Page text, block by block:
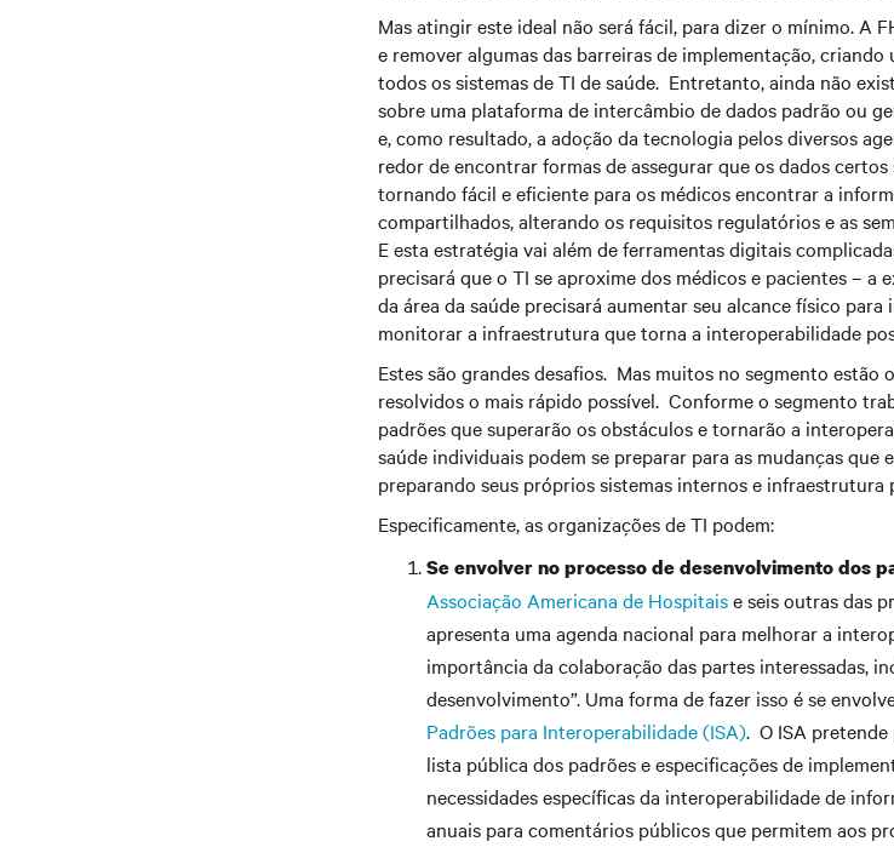
Mas atingir este ideal não será fácil, para dizer o mínimo. A
e remover algumas das barreiras de implementação,
todos os sistemas de TI de saúde. Entretanto, ainda não
sobre uma plataforma de intercâmbio de dados padrão ou
e, como resultado, a adoção da tecnologia pelos diversos
redor de encontrar formas de assegurar que os dados
tornando fácil e eficiente para os médicos encontrar a
compartilhados, alterando os requisitos regulatórios e as
E esta estratégia vai além de ferramentas digitais
precisará que o TI se aproxime dos médicos e pacientes –
da área da saúde precisará aumentar seu alcance físico
monitorar a infraestrutura que torna a interoperabilidade
Estes são grandes desafios. Mas muitos no segmento estão
resolvidos o mais rápido possível. Conforme o segmento
padrões que superarão os obstáculos e tornarão a
saúde individuais podem se preparar para as mudanças
preparando seus próprios sistemas internos e infraestrutura
Especificamente, as organizações de TI podem:
Se envolver no processo de desenvolvimento dos
Associação Americana de Hospitaise seis outras das
apresenta uma agenda nacional para melhorar a
importância da colaboração das partes interessadas,
desenvolvimento”. Uma forma de fazer isso é se
Padrões para Interoperabilidade (ISA). O ISA
lista pública dos padrões e especificações de
necessidades específicas da interoperabilidade de
anuais para comentários públicos que permitem aos